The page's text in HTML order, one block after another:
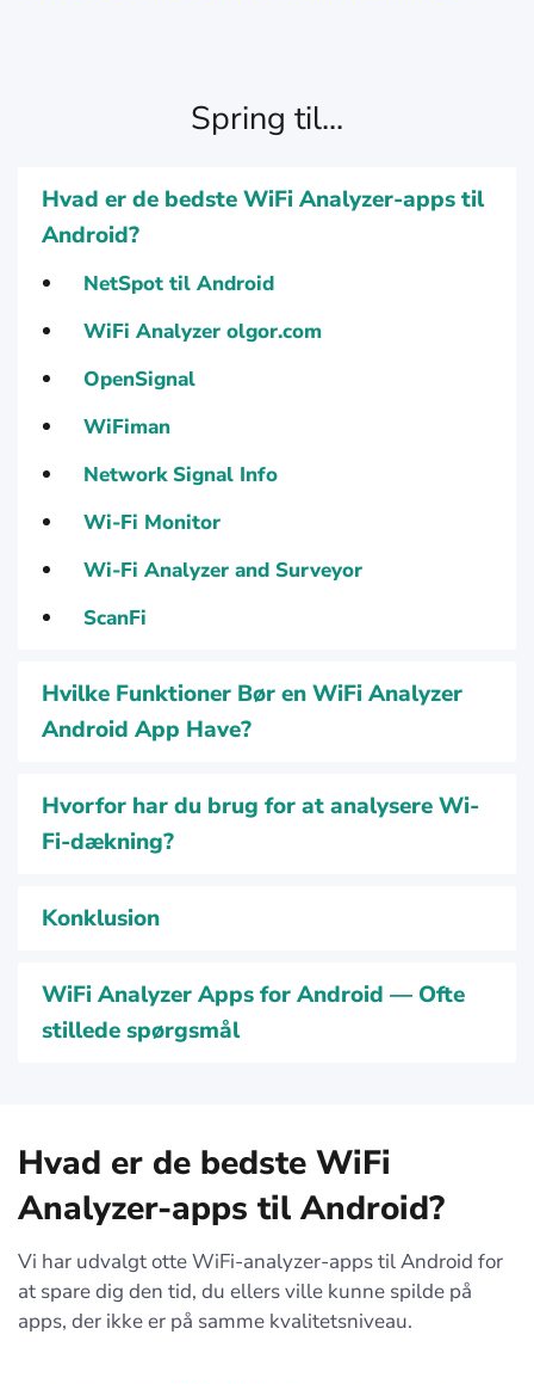
Spring til...
Hvad er de bedste WiFi Analyzer-apps til
Android?
NetSpot til Android
WiFi Analyzer olgor.com
OpenSignal
WiFiman
Network Signal Info
Wi-Fi Monitor
Wi-Fi Analyzer and Surveyor
ScanFi
Hvilke Funktioner Bør en WiFi Analyzer
Android App Have?
Hvorfor har du brug for at analysere Wi-
Fi-dækning?
Konklusion
WiFi Analyzer Apps for Android — Ofte
stillede spørgsmål
Hvad er de bedste WiFi
Analyzer-apps til Android?
Vi har udvalgt otte WiFi-analyzer-apps til Android for
at spare dig den tid, du ellers ville kunne spilde på
apps, der ikke er på samme kvalitetsniveau.